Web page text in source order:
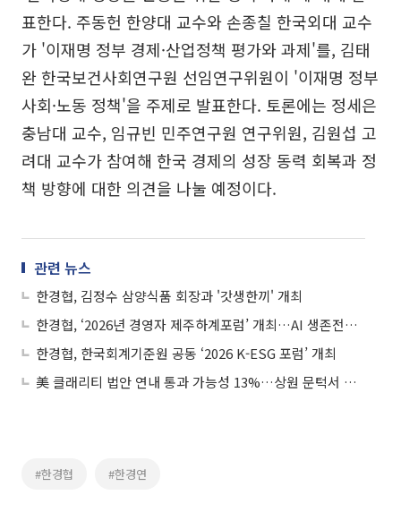
표한다. 주동헌 한양대 교수와 손종칠 한국외대 교수
가 '이재명 정부 경제·산업정책 평가와 과제'를, 김태
완 한국보건사회연구원 선임연구위원이 '이재명 정부
사회·노동 정책'을 주제로 발표한다. 토론에는 정세은
충남대 교수, 임규빈 민주연구원 연구위원, 김원섭 고
려대 교수가 참여해 한국 경제의 성장 동력 회복과 정
책 방향에 대한 의견을 나눌 예정이다.
관련 뉴스
한경협, 김정수 삼양식품 회장과 '갓생한끼' 개최
한경협, ‘2026년 경영자 제주하계포럼’ 개최…AI 생존전략 모색
한경협, 한국회계기준원 공동 ‘2026 K-ESG 포럼’ 개최
美 클래리티 법안 연내 통과 가능성 13%…상원 문턱서 제동
#한경협 #한경연